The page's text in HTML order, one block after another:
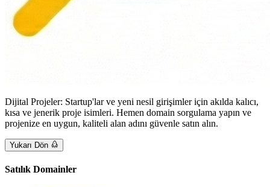
Dijital Projeler: Startup'lar ve yeni nesil girişimler için akılda kalıcı,
kısa ve jenerik proje isimleri. Hemen domain sorgulama yapın ve
projenize en uygun, kaliteli alan adını güvenle satın alın.
Yukarı Dön
Satılık Domainler